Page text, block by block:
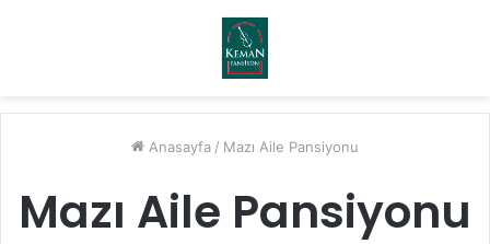
...
Anasayfa / Mazı Aile Pansiyonu
Mazı Aile Pansiyonu